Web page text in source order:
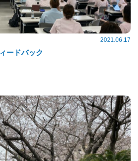
2021.06.17
ードバック